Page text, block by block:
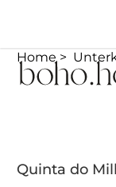
Home
Quinta do